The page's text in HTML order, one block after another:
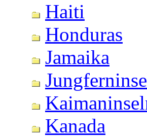
Haiti
Honduras
Jamaika
Kanada